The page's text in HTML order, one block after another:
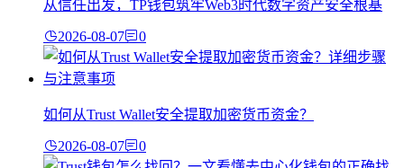
从信任出发，TP钱包筑牢Web3时代数字资产安全根基
2026-08-07 0
如何从Trust Wallet安全提取加密货币资金？
2026-08-07 0